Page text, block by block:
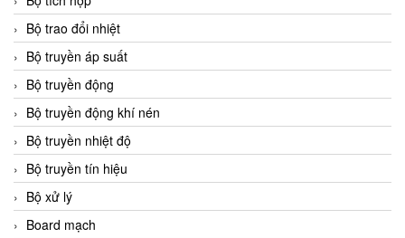
Bộ trao đổi nhiệt
Bộ truyền áp suất
Bộ truyền động
Bộ truyền động khí nén
Bộ truyền nhiệt độ
Bộ truyền tín hiệu
Bộ xử lý
Board mạch